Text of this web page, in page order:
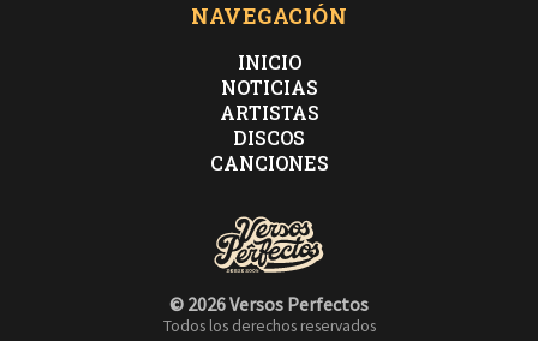
NAVEGACIÓN
INICIO
NOTICIAS
ARTISTAS
DISCOS
CANCIONES
© 2026 Versos Perfectos
Todos los derechos reservados